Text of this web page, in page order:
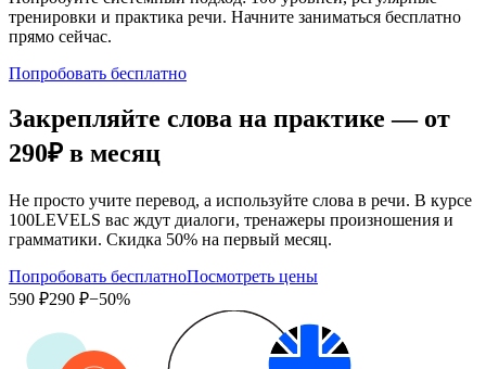
тренировки и практика речи. Начните заниматься бесплатно
прямо сейчас.
Попробовать бесплатно
Закрепляйте слова на практике — от
290₽ в месяц
Не просто учите перевод, а используйте слова в речи. В курсе
100LEVELS вас ждут диалоги, тренажеры произношения и
грамматики. Скидка 50% на первый месяц.
Попробовать бесплатноПосмотреть цены
590 ₽290 ₽−50%